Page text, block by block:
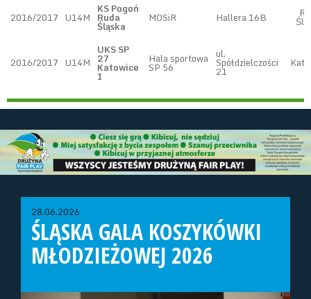
2016/2017 U14M
KS Pogoń
Ruda
Śląska
MOSiR Hallera 16B
2016/2017 U14M
UKS SP
27
Katowice
I
Hala sportowa
SP 56
ul.
Spółdzielczości
21
28.06.2026
ŚLĄSKA GALA KOSZYKÓWKI
MŁODZIEŻOWEJ 2026